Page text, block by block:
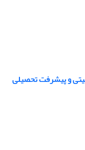
و پیشرفت تحصیلی